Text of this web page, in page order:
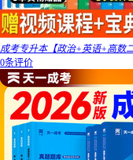
成考专升本【政治+英语+高数
0条评价